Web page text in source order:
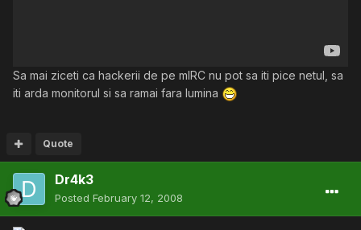
Sa mai ziceti ca hackerii de pe mIRC nu pot sa iti pice netul, sa
iti arda monitorul si sa ramai fara lumina
Quote
Dr4k3
Posted February 12, 2008